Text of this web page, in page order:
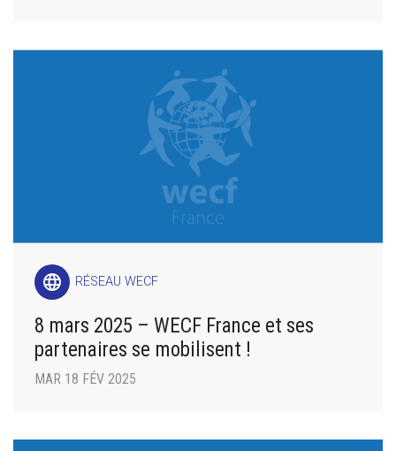
language RÉSEAU WECF
8 mars 2025 – WECF France et ses
partenaires se mobilisent !
MAR 18 FÉV 2025